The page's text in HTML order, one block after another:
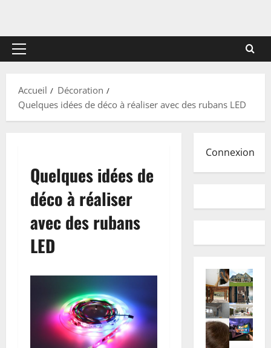
Menu
Accueil
Décoration
Quelques idées de déco à réaliser avec des rubans LED
Quelques idées de
déco à réaliser
avec des rubans
LED
Connexion